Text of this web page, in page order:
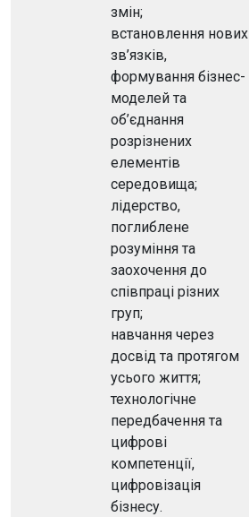
змін;
встановлення нових
зв’язків,
формування бізнес-
моделей та
об’єднання
розрізнених
елементів
середовища;
лідерство,
поглиблене
розуміння та
заохочення до
співпраці різних
груп;
навчання через
досвід та протягом
усього життя;
технологічне
передбачення та
цифрові
компетенції,
цифровізація
бізнесу.